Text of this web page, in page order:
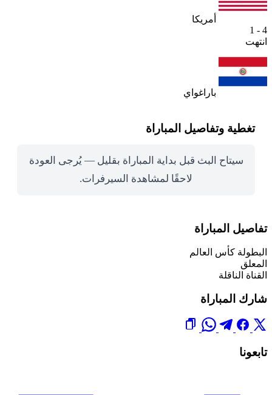
أمريكا
4 - 1
انتهت
باراغواي
تغطية وتفاصيل المباراة
سيتاح البث قبل بداية المباراة بقليل — يُرجى العودة
لاحقًا لمشاهدة السيرفرات.
تفاصيل المباراة
البطولة كأس العالم
المعلق
القناة الناقلة
شارك المباراة
تابعونا